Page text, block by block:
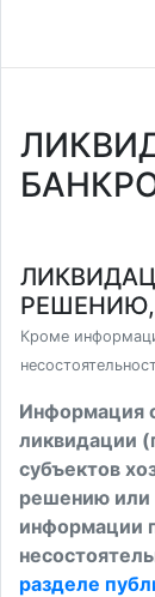
Кроме
Информация
ликвидации
субъектов
решению или
информации
разделе